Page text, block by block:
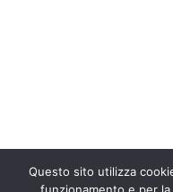
Questo sito utilizza